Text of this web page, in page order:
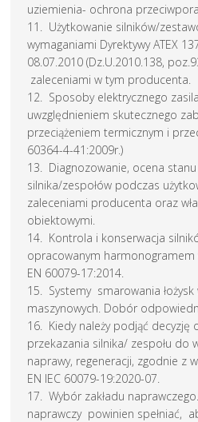
uziemienia- ochrona
11. Użytkowanie silników/
wymaganiami Dyrektywy ATEX
08.07.2010 (Dz.U.2010.138,
zaleceniami w tym producenta.
12. Sposoby elektrycznego
uwzględnieniem skutecznego
przeciążeniem termicznym i
60364-4-41:2009r.)
13. Diagnozowanie, ocena
silnika/zespołów podczas
zaleceniami producenta oraz
obiektowymi.
14. Kontrola i konserwacja
opracowanym harmonogramem
EN 60079-17:2014.
15. Systemy smarowania łożysk
maszynowych. Dobór
16. Kiedy należy podjąć decyzję
przekazania silnika/ zespołu do
naprawy, regeneracji, zgodnie z
EN IEC 60079-19:2020-07.
17. Wybór zakładu
naprawczy powinien spełniać,